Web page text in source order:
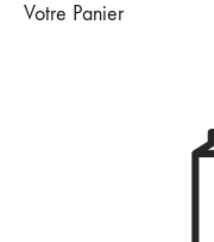
Votre Panier